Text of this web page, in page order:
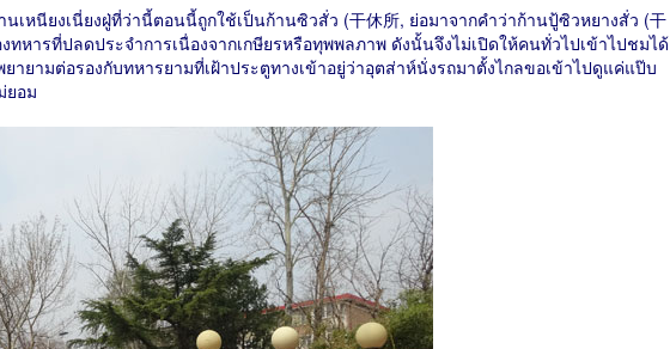
นเหนียงเนี่ยงฝู่ที่ว่านี้ตอนนี้ถูกใช้เป็นก้านซิวสั่ว (干休所, ย่อมาจากคำว่าก้านปู้ซิวหยางสั่ว (干
ทหารที่ปลดประจำการเนื่องจากเกษียรหรือทุพพลภาพ ดังนั้นจึงไม่เปิดให้คนทั่วไปเข้าไปชมได้
ายามต่อรองกับทหารยามที่เฝ้าประตูทางเข้าอยู่ว่าอุตส่าห์นั่งรถมาตั้งไกลขอเข้าไปดูแค่แป๊บ
ยอม